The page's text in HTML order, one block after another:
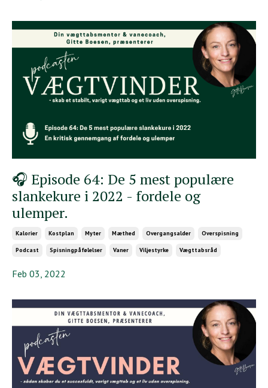
🎧 Episode 64: De 5 mest populære
slankekure i 2022 - fordele og
ulemper.
Kalorier Kostplan Myter Mæthed Overgangsalder Overspisning
Podcast Spisningpåfølelser Vaner Viljestyrke Vægttabsråd
Feb 03, 2022